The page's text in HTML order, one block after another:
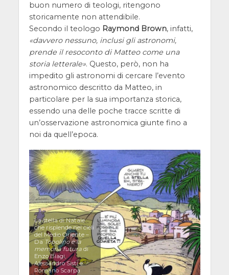
buon numero di teologi, ritengono
storicamente non attendibile.
Secondo il teologo Raymond Brown, infatti,
davvero nessuno, inclusi gli astronomi,
prende il resoconto di Matteo come una
storia letterale . Questo, però, non ha
impedito gli astronomi di cercare l’evento
astronomico descritto da Matteo, in
particolare per la sua importanza storica,
essendo una delle poche tracce scritte di
un’osservazione astronomica giunte fino a
noi da quell’epoca.
La stella di Natale
che risplende nei cieli
del Medio Oriente –
Da Topolino e la
memoria futuradi
Enzo Biagi,
Alessandro Sisti e
Romano Scarpa